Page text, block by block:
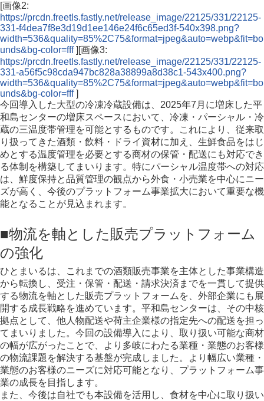
[画像2:
https://prcdn.freetls.fastly.net/release_image/22125/331/22125-
331-f4dea7f8e3d19d1ee146e24f6c65ed3f-540x398.png?
width=536&quality=85%2C75&format=jpeg&auto=webp&fit=bo
unds&bg-color=fff][画像3:
https://prcdn.freetls.fastly.net/release_image/22125/331/22125-
331-a56f5c98cda947bc828a38899a8d38c1-543x400.png?
width=536&quality=85%2C75&format=jpeg&auto=webp&fit=bo
unds&bg-color=fff]
今回導入した大型の冷凍冷蔵設備は、2025年7月に増床した平
和島センターの増床スペースにおいて、冷凍・パーシャル・冷
蔵の三温度帯管理を可能とするものです。これにより、従来取
り扱ってきた酒類・飲料・ドライ資材に加え、生鮮食品をはじ
めとする温度管理を必要とする商材の保管・配送にも対応でき
る体制を構築してまいります。特にパーシャル温度帯への対応
は、鮮度保持と品質管理の観点から外食・小売業を中心にニー
ズが高く、今後のプラットフォーム事業拡大において重要な機
能となることが見込まれます。
■物流を軸とした販売プラットフォーム
の強化
ひとまいるは、これまでの酒類販売事業を主体とした事業構造
から転換し、受注・保管・配送・請求決済までを一貫して提供
する物流を軸とした販売プラットフォームを、外部企業にも展
開する成長戦略を進めています。平和島センターは、その中核
拠点として、他人物配送や荷主企業様の指定先への配送を担っ
てまいりました。今回の設備導入により、取り扱い可能な商材
の幅が広がったことで、より多岐にわたる業種・業態のお客様
の物流課題を解決する基盤が完成しました。より幅広い業種・
業態のお客様のニーズに対応可能となり、プラットフォーム事
業の成長を目指します。
また、今後は自社でも本設備を活用し、食材を中心に取り扱い